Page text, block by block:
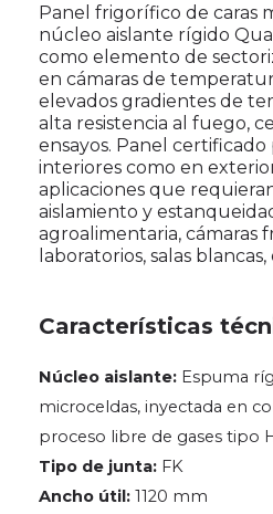
Panel frigorífico de caras
núcleo aislante rígido
como elemento de
en cámaras de
elevados gradientes de
alta resistencia al fuego,
ensayos. Panel
interiores como en
aplicaciones que
aislamiento y
agroalimentaria, cámaras
laboratorios, salas blancas,
Características
Núcleo aislante: Espuma
microceldas, inyectada en
proceso libre de gases tipo
Tipo de junta: FK
Ancho útil: 1120 mm